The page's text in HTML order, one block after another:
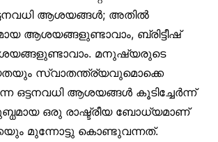
ആശയങ്ങൾ; അതിൽ
ആശയങ്ങളുണ്ടാവാം, ബ്രിട്ടീഷ്
മനുഷ്യരുടെ
സ്വാതന്ത്ര്യവുമൊക്കെ
ഒട്ടനവധി ആശയങ്ങൾ കൂടിച്ചേർന്ന്
ഒരു രാഷ്ട്രീയ ബോധ്യമാണ്
മുന്നോട്ടു കൊണ്ടുവന്നത്.